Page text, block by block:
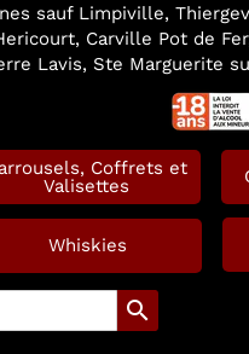
sauf Limpiville,
Carville Pot de
Lavis, Ste Marguerite
Coffrets et
Valisettes
Whiskies
search